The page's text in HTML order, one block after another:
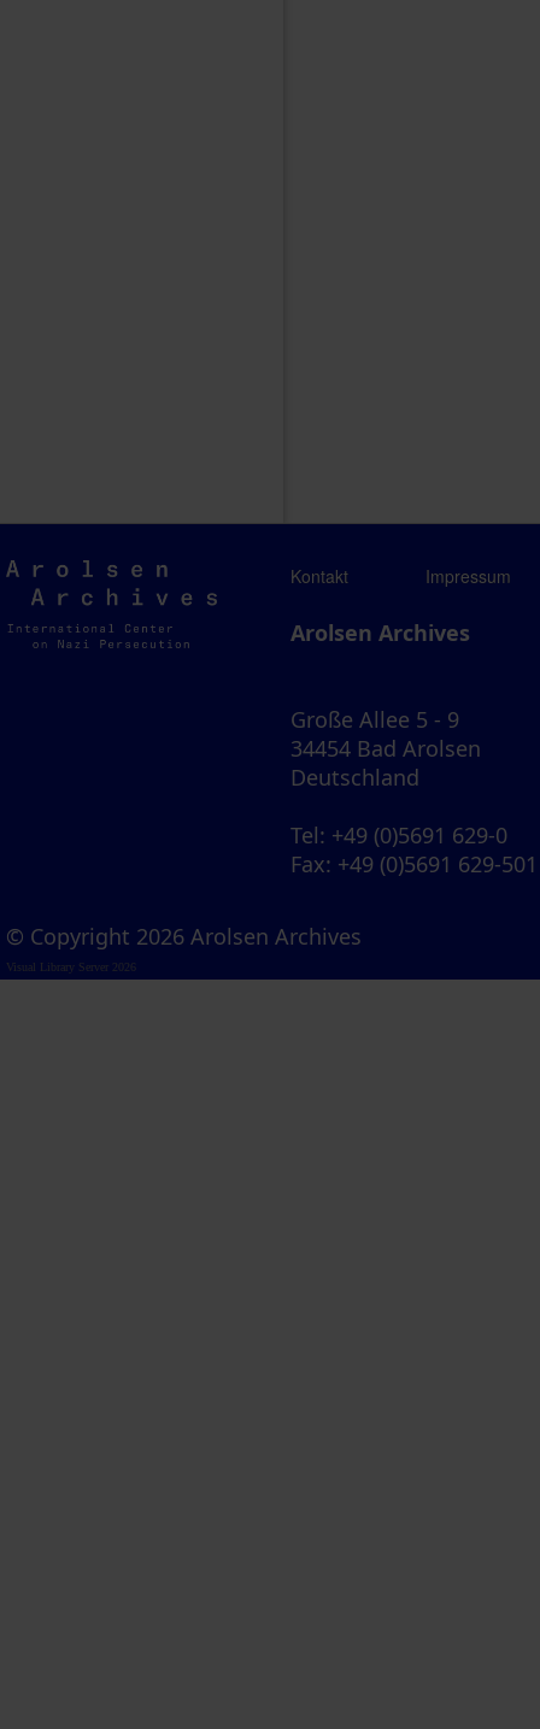
Arolsen
Archives
Kontakt Impressum
Arolsen Archives
Große Allee 5 - 9
34454 Bad Arolsen
Deutschland
Tel: +49 (0)5691 629-0
Fax: +49 (0)5691 629-501
© Copyright 2026 Arolsen Archives
Visual Library Server 2026